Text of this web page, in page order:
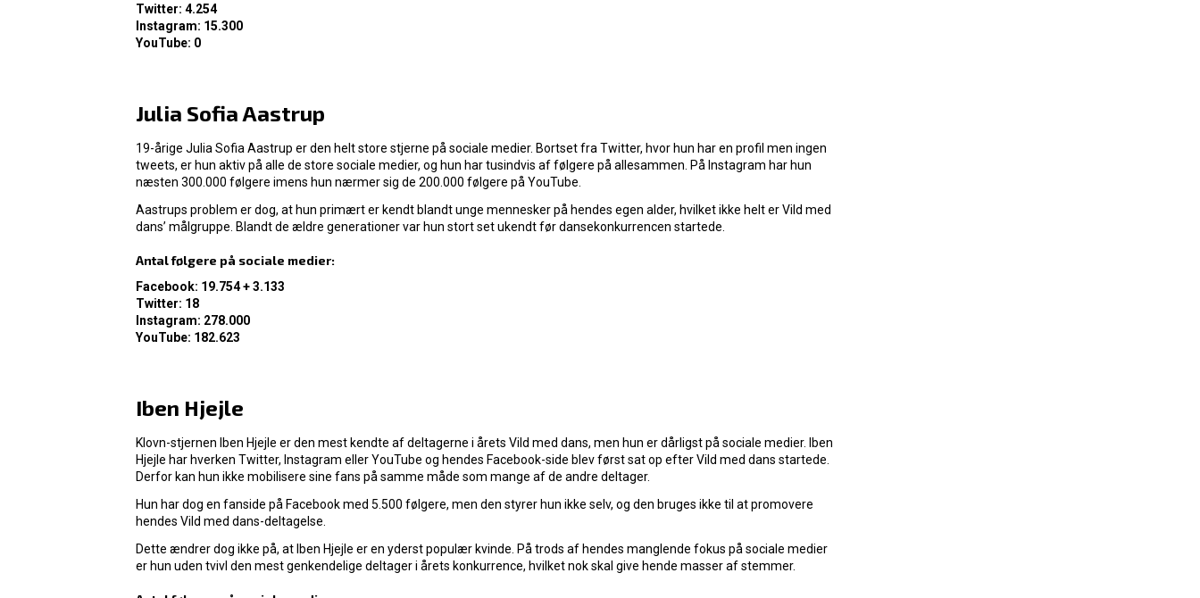
Twitter: 4.254
Instagram: 15.300
YouTube: 0
Julia Sofia Aastrup
19-årige Julia Sofia Aastrup er den helt store stjerne på sociale medier. Bortset fra Twitter, hvor hun har en profil men ingen
tweets, er hun aktiv på alle de store sociale medier, og hun har tusindvis af følgere på allesammen. På Instagram har hun
næsten 300.000 følgere imens hun nærmer sig de 200.000 følgere på YouTube.
Aastrups problem er dog, at hun primært er kendt blandt unge mennesker på hendes egen alder, hvilket ikke helt er Vild med
dans’ målgruppe. Blandt de ældre generationer var hun stort set ukendt før dansekonkurrencen startede.
Antal følgere på sociale medier:
Facebook: 19.754 + 3.133
Twitter: 18
Instagram: 278.000
YouTube: 182.623
Iben Hjejle
Klovn-stjernen Iben Hjejle er den mest kendte af deltagerne i årets Vild med dans, men hun er dårligst på sociale medier. Iben
Hjejle har hverken Twitter, Instagram eller YouTube og hendes Facebook-side blev først sat op efter Vild med dans startede.
Derfor kan hun ikke mobilisere sine fans på samme måde som mange af de andre deltager.
Hun har dog en fanside på Facebook med 5.500 følgere, men den styrer hun ikke selv, og den bruges ikke til at promovere
hendes Vild med dans-deltagelse.
Dette ændrer dog ikke på, at Iben Hjejle er en yderst populær kvinde. På trods af hendes manglende fokus på sociale medier
er hun uden tvivl den mest genkendelige deltager i årets konkurrence, hvilket nok skal give hende masser af stemmer.